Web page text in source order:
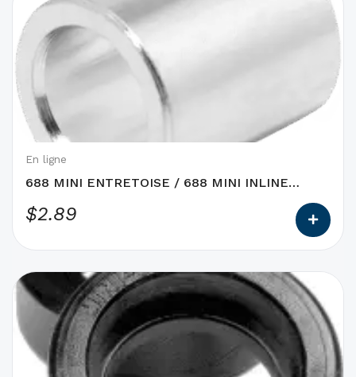
En ligne
688 MINI ENTRETOISE / 688 MINI INLINE
SPACER Cadomotus
$2.89
produit
des
qui
peuvent
être
choisies
sur
page
Ce
produit
des
options